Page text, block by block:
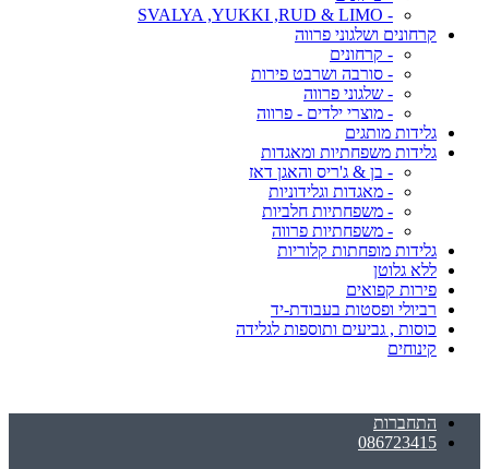
- SVALYA ,YUKKI ,RUD & LIMO
קרחונים ושלגוני פרווה
- קרחונים
- סורבה ושרבט פירות
- שלגוני פרווה
- מוצרי ילדים - פרווה
גלידות מותגים
גלידות משפחתיות ומאגדות
- בן & ג'ריס והאגן דאז
- מאגדות וגלידוניות
- משפחתיות חלביות
- משפחתיות פרווה
גלידות מופחתות קלוריות
ללא גלוטן
פירות קפואים
רביולי ופסטות בעבודת-יד
כוסות , גביעים ותוספות לגלידה
קינוחים
התחברות
086723415